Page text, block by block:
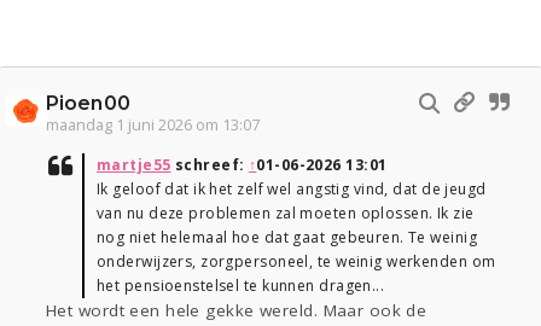
Pioen00
maandag 1 juni 2026 om 13:07
martje55 schreef: ↑01-06-2026 13:01
Ik geloof dat ik het zelf wel angstig vind, dat de jeugd
van nu deze problemen zal moeten oplossen. Ik zie
nog niet helemaal hoe dat gaat gebeuren. Te weinig
onderwijzers, zorgpersoneel, te weinig werkenden om
het pensioenstelsel te kunnen dragen...
Het wordt een hele gekke wereld. Maar ook de